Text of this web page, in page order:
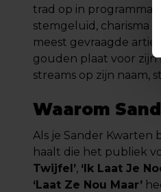
trad op in
stemgeluid, charisma
meest gevraagde
gouden plaat voor
streams op zijn naam,
Waarom
Als je Sander Kwarten
haalt die het publiek
Twijfel’, ‘Ik Laat Je
‘Laat Ze Nou Maar’